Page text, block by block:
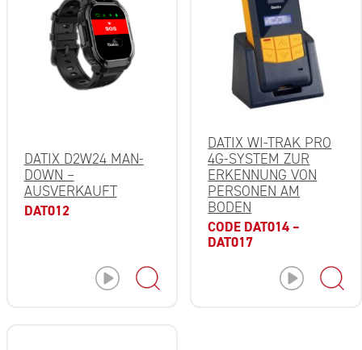
DATIX D2W24 MAN-
DOWN –
AUSVERKAUFT
DAT012
DATIX WI-TRAK PRO
4G-SYSTEM ZUR
ERKENNUNG VON
PERSONEN AM
BODEN
CODE DAT014 –
DAT017